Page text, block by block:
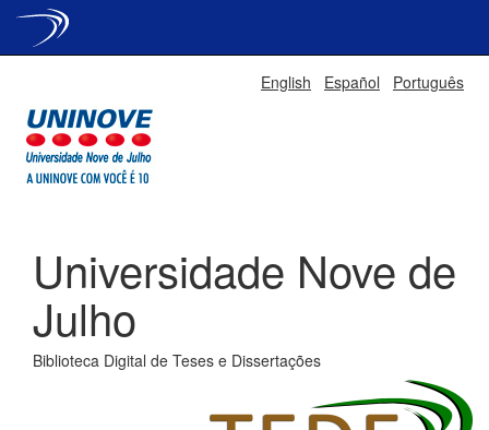
English Español Português
Universidade Nove de
Julho
Biblioteca Digital de Teses e Dissertações